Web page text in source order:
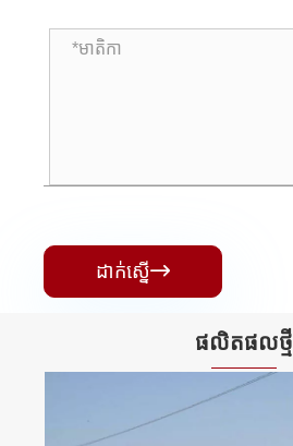
ដាក់ស្នើ
ផលិតផល​ថ្មី